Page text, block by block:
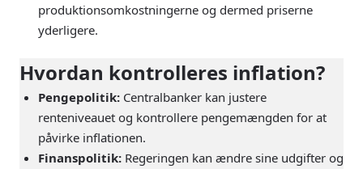
produktionsomkostningerne og dermed priserne
yderligere.
Hvordan kontrolleres inflation?
Pengepolitik:Centralbanker kan justere
renteniveauet og kontrollere pengemængden for at
påvirke inflationen.
Finanspolitik:Regeringen kan ændre sine udgifter og